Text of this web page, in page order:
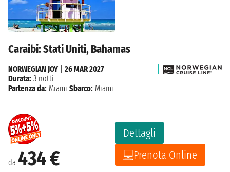
Caraibi: Stati Uniti, Bahamas
da 434 €
Dettagli
Prenota Online
NORWEGIAN JOY
26 MAR 2027
Durata: 3 notti
Partenza da: Miami Sbarco: Miami